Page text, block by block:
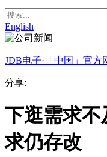
English
JDB电子·「中国」官方
分享:
下逛需求
求仍存改